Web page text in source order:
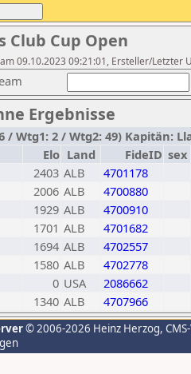
Club Cup Open
09.10.2023 09:21:01, Ersteller/Letzter
Ergebnisse
/ Wtg1: 2 / Wtg2: 49) Kapitän:
Elo Land FideID sex
2403 ALB
4701178
2006 ALB
4700880
1929 ALB
4700910
1701 ALB
4701682
1694 ALB
4702557
1580 ALB
4702778
0 USA
2086662
1340 ALB 4707966
© 2006-2026 Heinz Herzog,